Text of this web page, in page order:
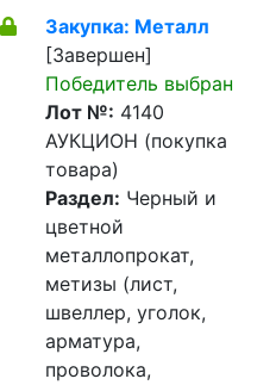
Закупка: Металл
[Завершен]
Победитель выбран
Лот №: 4140
АУКЦИОН (покупка
товара)
Раздел: Черный и
цветной
металлопрокат,
метизы (лист,
швеллер, уголок,
арматура,
проволока,